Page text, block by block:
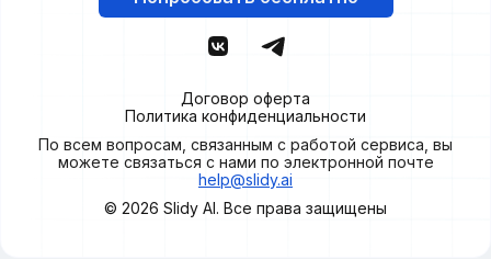
Договор оферта
Политика конфиденциальности
По всем вопросам, связанным с работой сервиса, вы
можете связаться с нами по электронной почте
help@slidy.ai
© 2026 Slidy AI. Все права защищены